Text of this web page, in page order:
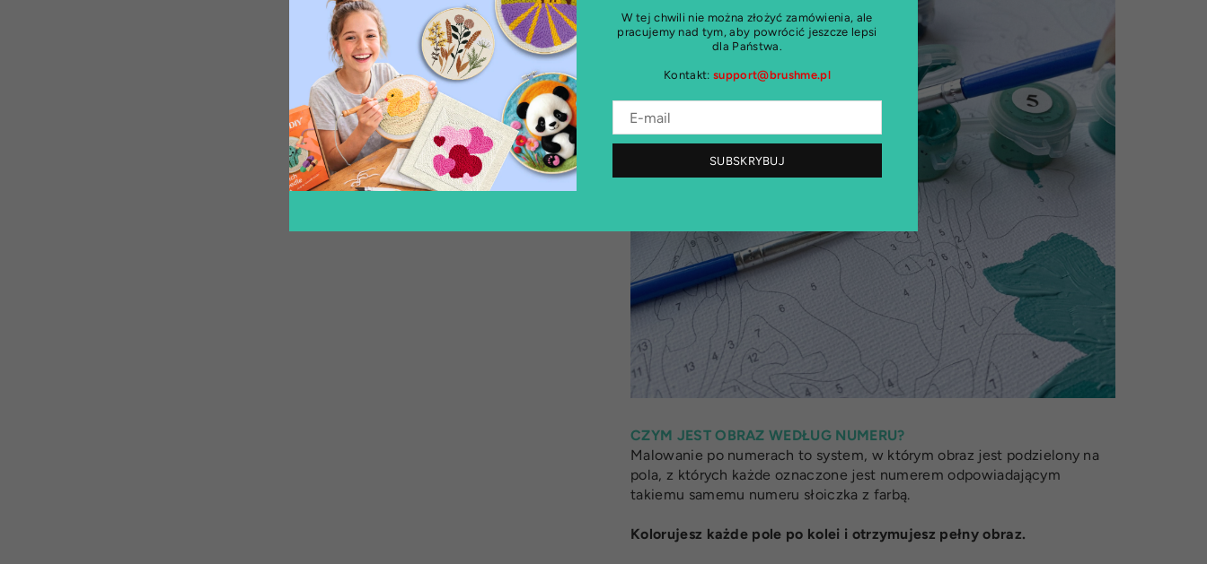
W tej chwili nie można złożyć zamówienia, ale
pracujemy nad tym, aby powrócić jeszcze lepsi
dla Państwa.
Kontakt:support@brushme.pl
SUBSKRYBUJ
CZYM JEST OBRAZ WEDŁUG NUMERU?
Malowanie po numerach to system, w którym obraz jest podzielony na
pola, z których każde oznaczone jest numerem odpowiadającym
takiemu samemu numeru słoiczka z farbą.
Kolorujesz każde pole po kolei i otrzymujesz pełny obraz.